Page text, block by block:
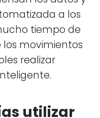
a los
tiempo de
movimientos
realizar
utilizar